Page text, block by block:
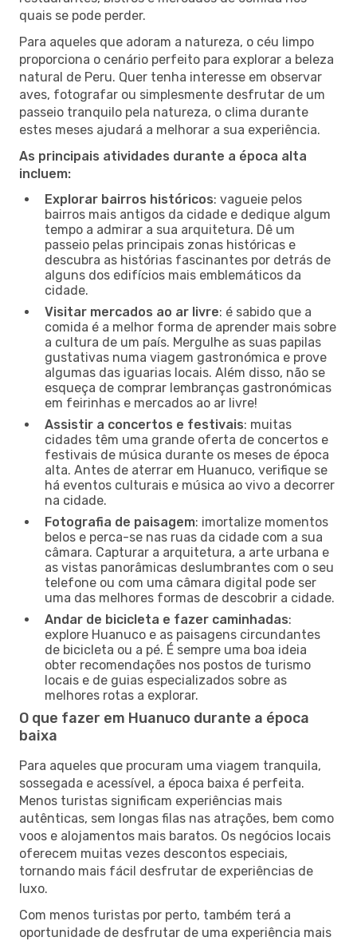
quais se pode perder.
Para aqueles que adoram a natureza, o céu limpo
proporciona o cenário perfeito para explorar a beleza
natural de Peru. Quer tenha interesse em observar
aves, fotografar ou simplesmente desfrutar de um
passeio tranquilo pela natureza, o clima durante
estes meses ajudará a melhorar a sua experiência.
As principais atividades durante a época alta
incluem:
Explorar bairros históricos: vagueie pelos
bairros mais antigos da cidade e dedique algum
tempo a admirar a sua arquitetura. Dê um
passeio pelas principais zonas históricas e
descubra as histórias fascinantes por detrás de
alguns dos edifícios mais emblemáticos da
cidade.
Visitar mercados ao ar livre: é sabido que a
comida é a melhor forma de aprender mais sobre
a cultura de um país. Mergulhe as suas papilas
gustativas numa viagem gastronómica e prove
algumas das iguarias locais. Além disso, não se
esqueça de comprar lembranças gastronómicas
em feirinhas e mercados ao ar livre!
Assistir a concertos e festivais: muitas
cidades têm uma grande oferta de concertos e
festivais de música durante os meses de época
alta. Antes de aterrar em Huanuco, verifique se
há eventos culturais e música ao vivo a decorrer
na cidade.
Fotografia de paisagem: imortalize momentos
belos e perca-se nas ruas da cidade com a sua
câmara. Capturar a arquitetura, a arte urbana e
as vistas panorâmicas deslumbrantes com o seu
telefone ou com uma câmara digital pode ser
uma das melhores formas de descobrir a cidade.
Andar de bicicleta e fazer caminhadas:
explore Huanuco e as paisagens circundantes
de bicicleta ou a pé. É sempre uma boa ideia
obter recomendações nos postos de turismo
locais e de guias especializados sobre as
melhores rotas a explorar.
O que fazer em Huanuco durante a época
baixa
Para aqueles que procuram uma viagem tranquila,
sossegada e acessível, a época baixa é perfeita.
Menos turistas significam experiências mais
autênticas, sem longas filas nas atrações, bem como
voos e alojamentos mais baratos. Os negócios locais
oferecem muitas vezes descontos especiais,
tornando mais fácil desfrutar de experiências de
luxo.
Com menos turistas por perto, também terá a
oportunidade de desfrutar de uma experiência mais